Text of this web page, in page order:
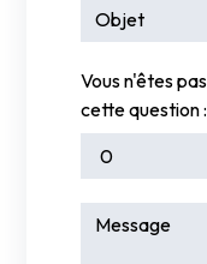
Vous n'êtes
cette question